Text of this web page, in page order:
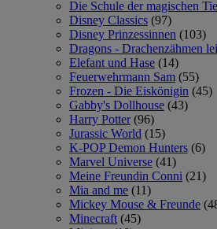
Die Schule der magischen
Disney Classics (97)
Disney Prinzessinnen (103)
Dragons - Drachenzähmen
Elefant und Hase (14)
Feuerwehrmann Sam (55)
Frozen - Die Eiskönigin (45)
Gabby's Dollhouse (43)
Harry Potter (96)
Jurassic World (15)
K-POP Demon Hunters (6)
Marvel Universe (41)
Meine Freundin Conni (21)
Mia and me (11)
Mickey Mouse & Freunde
Minecraft (45)